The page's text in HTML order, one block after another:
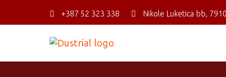
+387 ‎52 323 338 Nikole Luketica bb,